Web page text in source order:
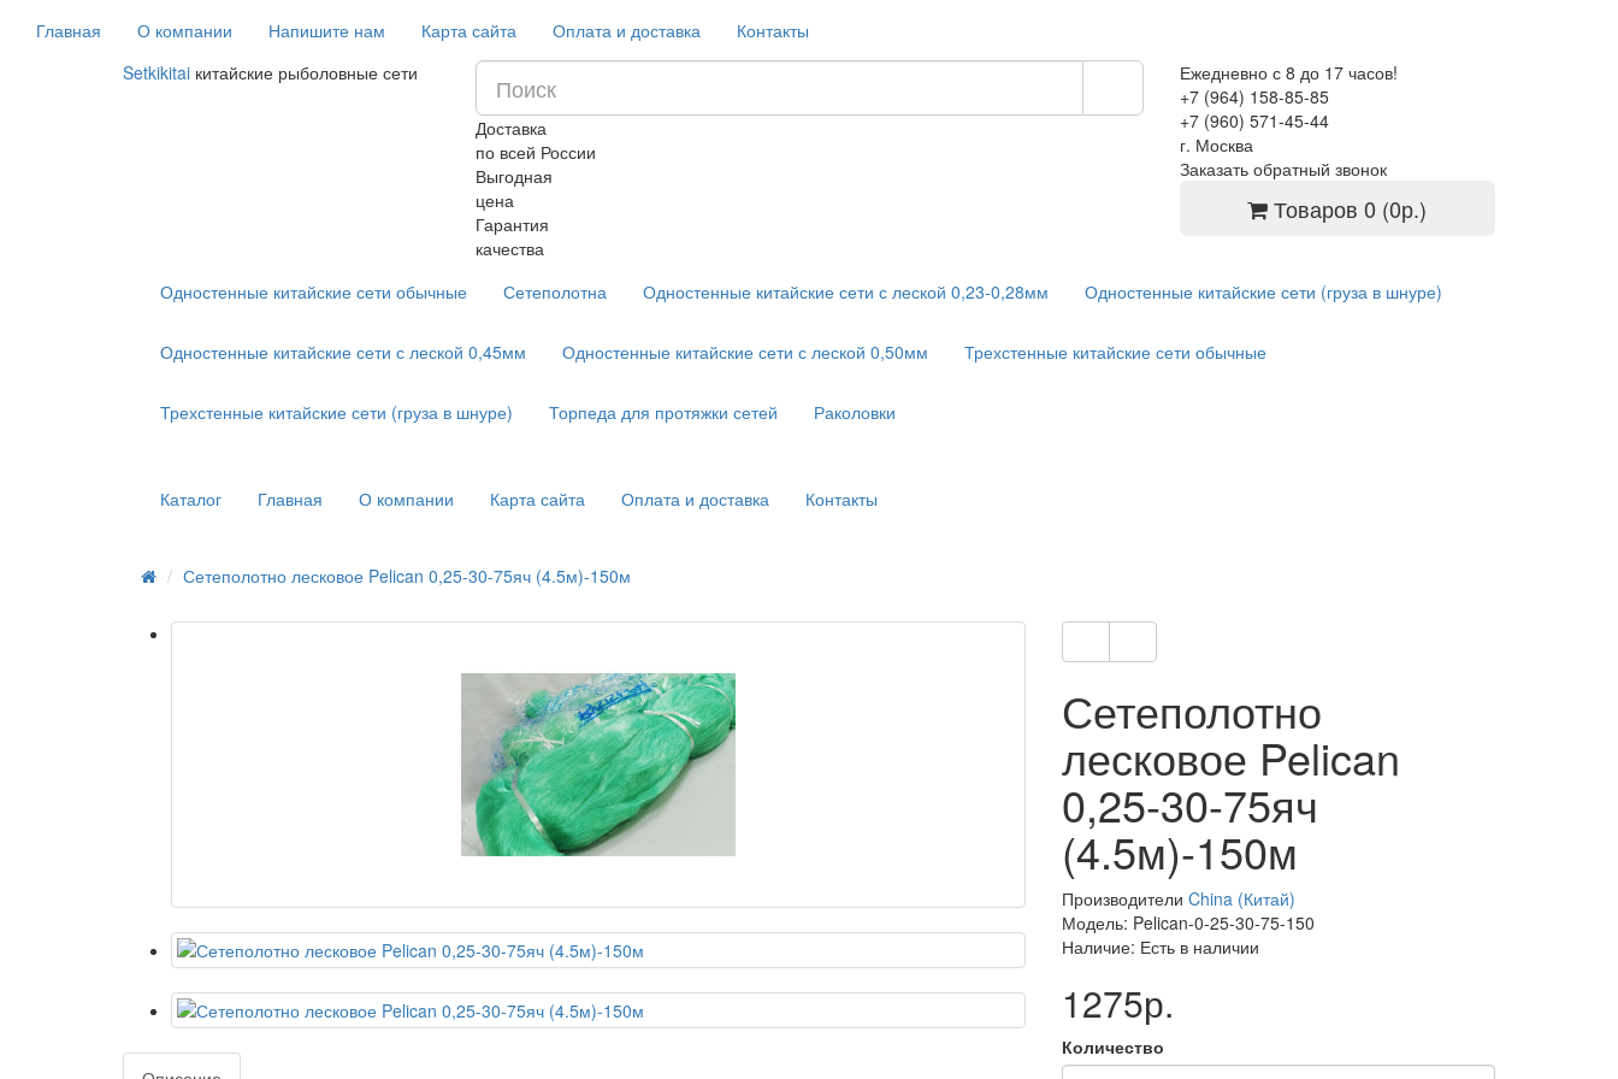
Главная О компании Напишите нам Карта сайта Оплата и доставка
Контакты
Setkikitai китайские рыболовные сети
Доставка
по всей России
Выгодная
цена
Гарантия
качества
Ежедневно с 8 до 17 часов!
+7 (964) 158-85-85
+7 (960) 571-45-44
г. Москва
Заказать обратный звонок
Товаров 0 (0р.)
Одностенные китайские сети обычные Сетеполотна Одностенные китайские сети с леской 0,23-0,28мм Одностенные китайские сети (груза в шнуре)
Одностенные китайские сети с леской 0,45мм Одностенные китайские сети с леской 0,50мм Трехстенные китайские сети обычные
Трехстенные китайские сети (груза в шнуре) Торпеда для протяжки сетей Раколовки
Каталог Главная О компании Карта сайта Оплата и доставка Контакты
Сетеполотно лесковое Pelican 0,25-30-75яч (4.5м)-150м
Сетеполотно
лесковое Pelican
0,25-30-75яч
(4.5м)-150м
Производители China (Китай)
Модель: Pelican-0-25-30-75-150
Наличие: Есть в наличии
1275р.
Количество